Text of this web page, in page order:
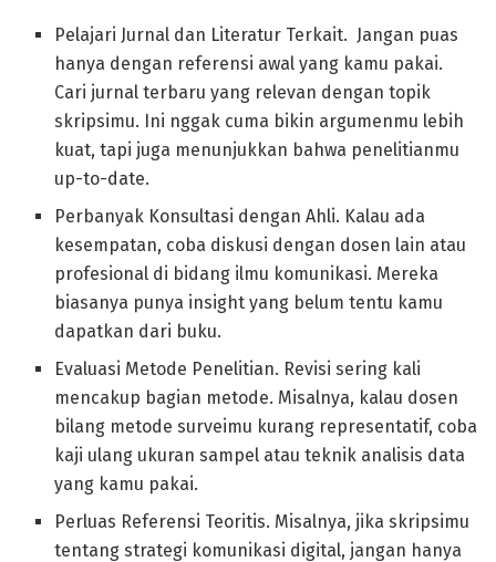
Pelajari Jurnal dan Literatur Terkait. Jangan puas
hanya dengan referensi awal yang kamu pakai.
Cari jurnal terbaru yang relevan dengan topik
skripsimu. Ini nggak cuma bikin argumenmu lebih
kuat, tapi juga menunjukkan bahwa penelitianmu
up-to-date.
Perbanyak Konsultasi dengan Ahli. Kalau ada
kesempatan, coba diskusi dengan dosen lain atau
profesional di bidang ilmu komunikasi. Mereka
biasanya punya insight yang belum tentu kamu
dapatkan dari buku.
Evaluasi Metode Penelitian. Revisi sering kali
mencakup bagian metode. Misalnya, kalau dosen
bilang metode surveimu kurang representatif, coba
kaji ulang ukuran sampel atau teknik analisis data
yang kamu pakai.
Perluas Referensi Teoritis. Misalnya, jika skripsimu
tentang strategi komunikasi digital, jangan hanya